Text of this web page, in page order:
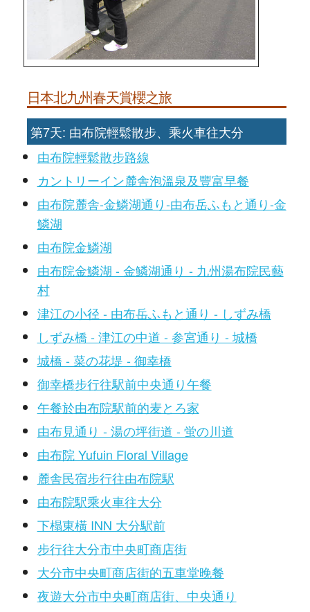
日本北九州春天賞櫻之旅
第7天: 由布院輕鬆散步、乘火車往大分
由布院輕鬆散步路線
カントリーイン麓舎泡溫泉及豐富早餐
由布院麓舎-金鱗湖通り-由布岳ふもと通り-金
鱗湖
由布院金鱗湖
由布院金鱗湖 - 金鱗湖通り - 九州湯布院民藝
村
津江の小径 - 由布岳ふもと通り - しずみ橋
しずみ橋 - 津江の中道 - 参宮通り - 城橋
城橋 - 菜の花堤 - 御幸橋
御幸橋步行往駅前中央通り午餐
午餐於由布院駅前的麦とろ家
由布見通り - 湯の坪街道 - 蛍の川道
由布院 Yufuin Floral Village
麓舎民宿步行往由布院駅
由布院駅乘火車往大分
下榻東橫 INN 大分駅前
步行往大分市中央町商店街
大分市中央町商店街的五車堂晚餐
夜遊大分市中央町商店街、中央通り